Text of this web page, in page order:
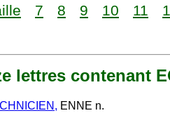
7 8 9 10 11
lettres contenant
ENNE n.